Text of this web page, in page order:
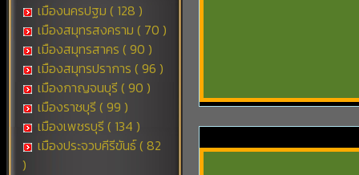
เมืองนครปฐม ( 128 )
เมืองสมุทรสงคราม ( 70 )
เมืองสมุทรสาคร ( 90 )
เมืองสมุทรปราการ ( 96 )
เมืองกาญจนบุรี ( 90 )
เมืองราชบุรี ( 99 )
เมืองเพชรบุรี ( 134 )
เมืองประจวบคีรีขันธ์ ( 82
)